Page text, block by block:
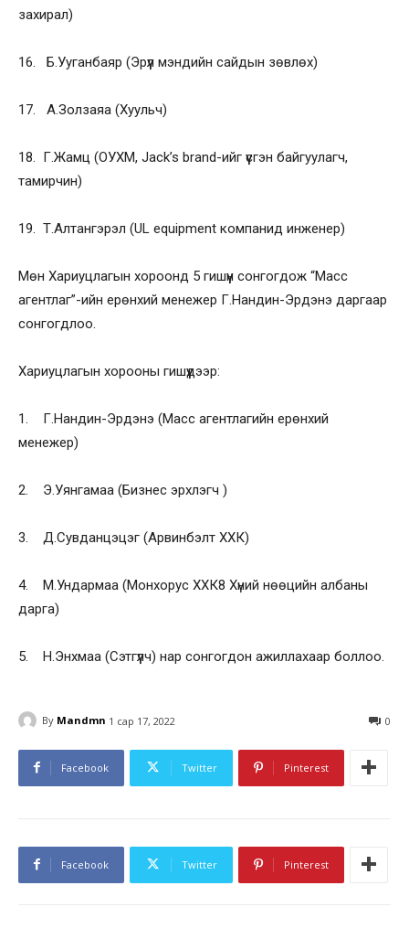
захирал)
16. Б.Ууганбаяр (Эрүүл мэндийн сайдын зөвлөх)
17. А.Золзаяа (Хуульч)
18. Г.Жамц (ОУХМ, Jack’s brand-ийг үүсгэн байгуулагч,
тамирчин)
19. Т.Алтангэрэл (UL equipment компанид инженер)
Мөн Хариуцлагын хороонд 5 гишүүн сонгогдож “Масс
агентлаг”-ийн ерөнхий менежер Г.Нандин-Эрдэнэ даргаар
сонгогдлоо.
Хариуцлагын хорооны гишүүдээр:
1. Г.Нандин-Эрдэнэ (Масс агентлагийн ерөнхий
менежер)
2. Э.Уянгамаа (Бизнес эрхлэгч )
3. Д.Сувданцэцэг (Арвинбэлт ХХК)
4. М.Ундармаа (Монхорус ХХК8 Хүний нөөцийн албаны
дарга)
5. Н.Энхмаа (Сэтгүүлч) нар сонгогдон ажиллахаар боллоо.
By Mandmn 1 сар 17, 2022 0
Facebook Twitter Pinterest
Facebook Twitter Pinterest